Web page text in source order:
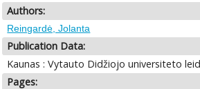
Authors:
Reingardė, Jolanta
Publication Data:
Kaunas : Vytauto Didžiojo universiteto
Pages: